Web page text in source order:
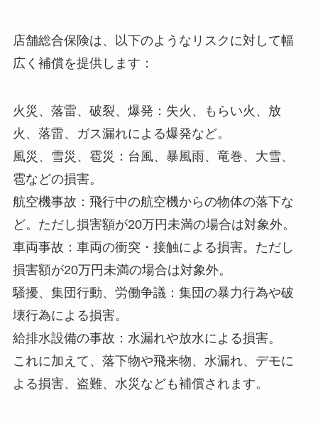
店舗総合保険は、以下のようなリスクに対して幅
広く補償を提供します：
火災、落雷、破裂、爆発：失火、もらい火、放
火、落雷、ガス漏れによる爆発など。
風災、雪災、雹災：台風、暴風雨、竜巻、大雪、
雹などの損害。
航空機事故：飛行中の航空機からの物体の落下な
ど。ただし損害額が20万円未満の場合は対象外。
車両事故：車両の衝突・接触による損害。ただし
損害額が20万円未満の場合は対象外。
騒擾、集団行動、労働争議：集団の暴力行為や破
壊行為による損害。
給排水設備の事故：水漏れや放水による損害。
これに加えて、落下物や飛来物、水漏れ、デモに
よる損害、盗難、水災なども補償されます。